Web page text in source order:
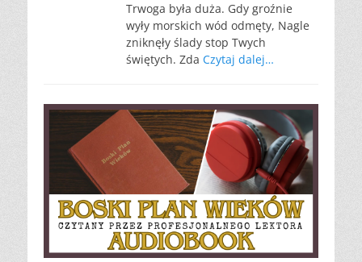
Trwoga była duża. Gdy groźnie
wyły morskich wód odmęty, Nagle
zniknęły ślady stop Twych
świętych. Zda Czytaj dalej…